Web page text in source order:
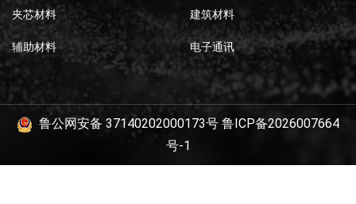
夹芯材料
辅助材料
建筑材料
电子通讯
鲁公网安备 37140202000173号 鲁ICP备2026007664
号-1